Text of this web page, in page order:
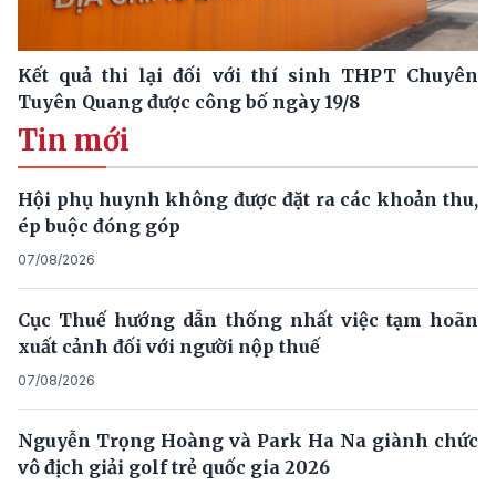
Kết quả thi lại đối với thí sinh THPT Chuyên
Tuyên Quang được công bố ngày 19/8
Tin mới
Hội phụ huynh không được đặt ra các khoản thu,
ép buộc đóng góp
07/08/2026
Cục Thuế hướng dẫn thống nhất việc tạm hoãn
xuất cảnh đối với người nộp thuế
07/08/2026
Nguyễn Trọng Hoàng và Park Ha Na giành chức
vô địch giải golf trẻ quốc gia 2026